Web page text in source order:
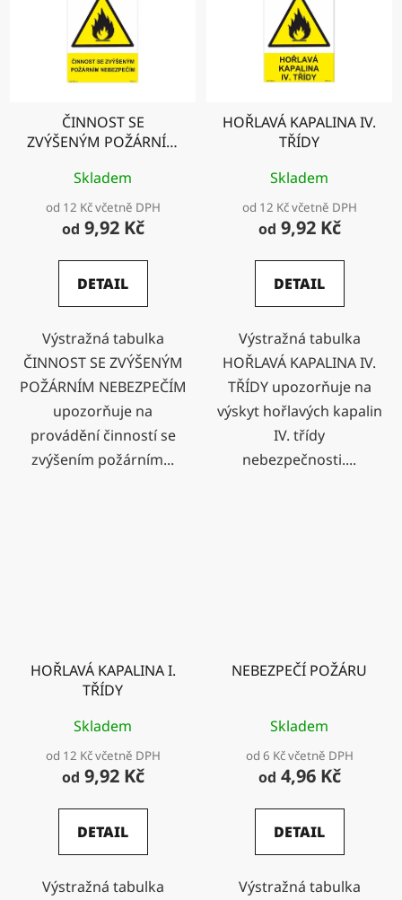
ČINNOST SE
ZVÝŠENÝM POŽÁRNÍM
Skladem
od 12 Kč včetně DPH
od 9,92 Kč
DETAIL
Výstražná tabulka
ČINNOST SE ZVÝŠENÝM
POŽÁRNÍM NEBEZPEČÍM
upozorňuje na
provádění činností se
zvýšením požárním...
HOŘLAVÁ KAPALINA IV.
TŘÍDY
Skladem
od 12 Kč včetně DPH
od 9,92 Kč
DETAIL
Výstražná tabulka
HOŘLAVÁ KAPALINA IV.
TŘÍDY upozorňuje na
výskyt hořlavých kapalin
IV. třídy
nebezpečnosti....
HOŘLAVÁ KAPALINA I.
TŘÍDY
Skladem
od 12 Kč včetně DPH
od 9,92 Kč
DETAIL
Výstražná tabulka
NEBEZPEČÍ POŽÁRU
Skladem
od 6 Kč včetně DPH
od 4,96 Kč
DETAIL
Výstražná tabulka